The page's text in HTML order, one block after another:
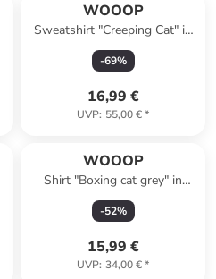
WOOOP
Sweatshirt "Creeping Cat" in
Grau
-69%
16,99 €
UVP: 55,00 €*
WOOOP
Shirt "Boxing cat grey" in
Dunkelblau
-52%
15,99 €
UVP: 34,00 €*